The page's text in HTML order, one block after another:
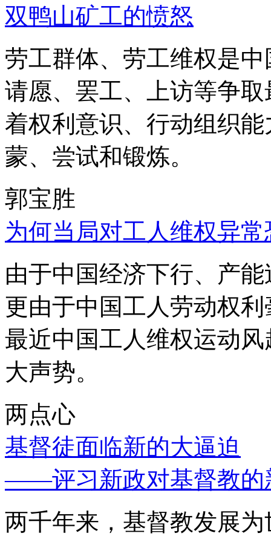
双鸭山矿工的愤怒
劳工群体、劳工维权是
请愿、罢工、上访等争
着权利意识、行动组织
蒙、尝试和锻炼。
郭宝胜
为何当局对工人维权异
由于中国经济下行、产
更由于中国工人劳动权
最近中国工人维权运动
大声势。
两点心
基督徒面临新的大逼迫
——评习新政对基督教的
两千年来，基督教发展